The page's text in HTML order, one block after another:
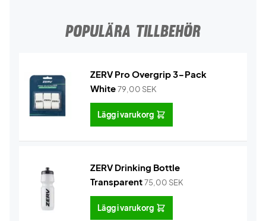
POPULÄRA TILLBEHÖR
ZERV Pro Overgrip 3-Pack
White79,00 SEK
Lägg i varukorg
ZERV Drinking Bottle
Transparent75,00 SEK
Lägg i varukorg